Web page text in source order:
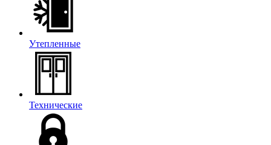
Утепленные
Технические